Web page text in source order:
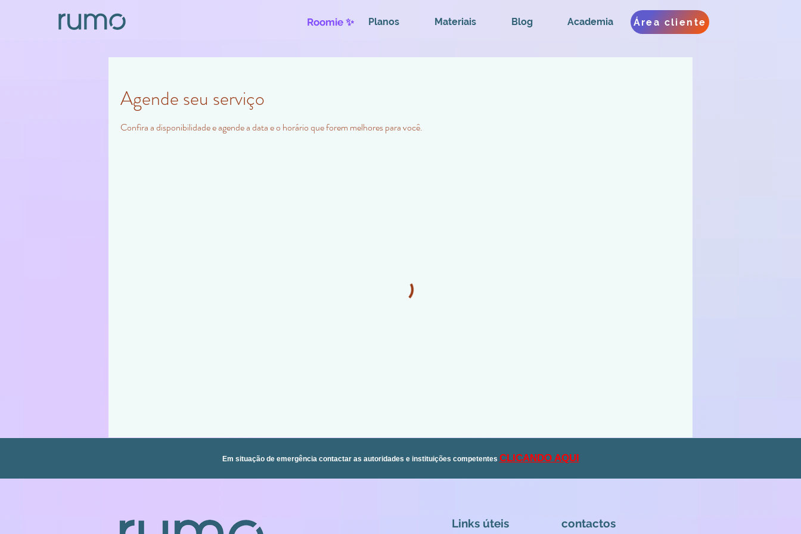
Planos Materiais Blog Academia
Roomie ✨ Área cliente
Agende seu serviço
Confira a disponibilidade e agende a data e o horário que forem melhores para você.
Em situação de emergência contactar as autoridades e instituições competentes CLICANDO AQUI
Links úteis contactos